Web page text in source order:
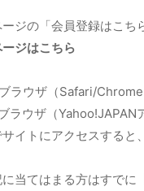
ジの「会員登録はこち
ジはこちら
ラウザ（Safari/
ラウザ（
イトにアクセスすると
に当てはまる方はすでに